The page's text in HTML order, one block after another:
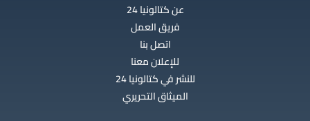
عن كتالونيا 24
فريق العمل
اتصل بنا
للإعلان معنا
للنشر في كتالونيا 24
الميثاق التحريري